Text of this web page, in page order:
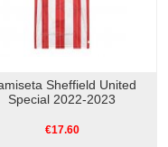
Sheffield United
Special 2022-2023
€17.60